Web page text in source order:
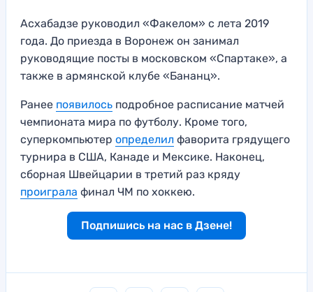
Асхабадзе руководил «Факелом» с лета 2019
года. До приезда в Воронеж он занимал
руководящие посты в московском «Спартаке», а
также в армянской клубе «Бананц».
Ранее появилось подробное расписание матчей
чемпионата мира по футболу. Кроме того,
суперкомпьютер определил фаворита грядущего
турнира в США, Канаде и Мексике. Наконец,
сборная Швейцарии в третий раз кряду
проиграла финал ЧМ по хоккею.
Подпишись на нас в Дзене!